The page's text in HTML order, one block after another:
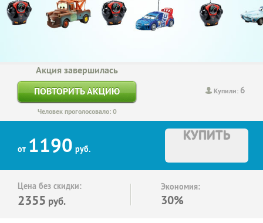
Купили: 6
Акция завершилась
ПОВТОРИТЬ АКЦИЮ
Человек проголосовало: 0
от 1190 руб.
КУПИТЬ
Цена без скидки:
2355 руб.
Экономия:
30%